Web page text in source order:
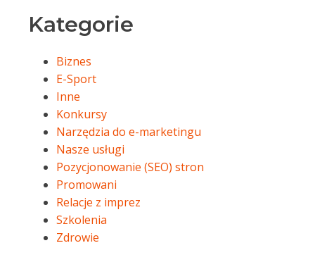
Kategorie
Biznes
E-Sport
Inne
Konkursy
Narzędzia do e-marketingu
Nasze usługi
Pozycjonowanie (SEO) stron
Promowani
Relacje z imprez
Szkolenia
Zdrowie